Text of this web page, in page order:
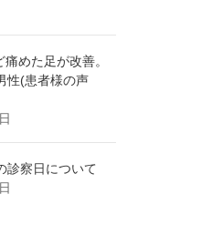
めた足が改善。
性(患者様の声
診察日について